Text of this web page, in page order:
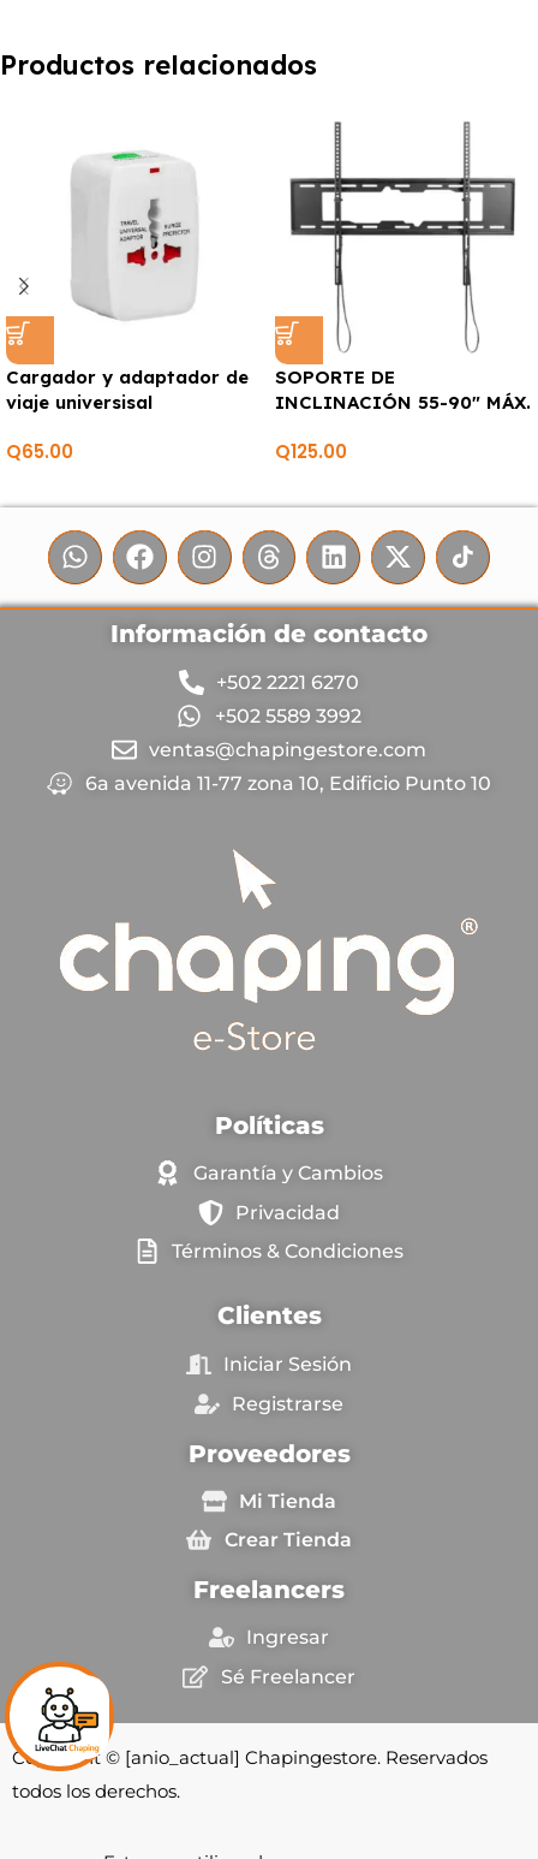
Productos relacionados
Cargador y adaptador de
viaje universisal
Q65.00
SOPORTE DE
INCLINACIÓN 55-90″ MÁX.
Q125.00
Información de contacto
+502 2221 6270
+502 5589 3992
ventas@chapingestore.com
6a avenida 11-77 zona 10, Edificio Punto 10
Políticas
Garantía y Cambios
Privacidad
Términos & Condiciones
Clientes
Iniciar Sesión
Registrarse
Proveedores
Mi Tienda
Crear Tienda
Freelancers
Ingresar
Sé Freelancer
Copyright © [anio_actual] Chapingestore. Reservados
todos los derechos.